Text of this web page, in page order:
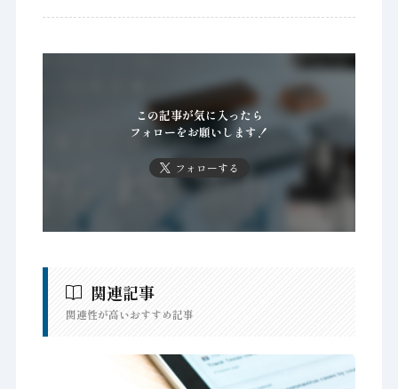
この記事が気に入ったら
フォローをお願いします！
フォローする
関連記事
関連性が高いおすすめ記事